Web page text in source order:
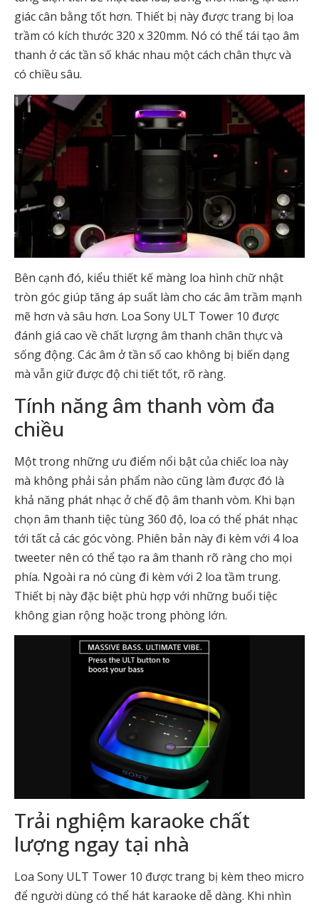
giác cân bằng tốt hơn. Thiết bị này được trang bị loa
trầm có kích thước 320 x 320mm. Nó có thể tái tạo âm
thanh ở các tần số khác nhau một cách chân thực và
có chiều sâu.
Bên cạnh đó, kiểu thiết kế màng loa hình chữ nhật
tròn góc giúp tăng áp suất làm cho các âm trầm mạnh
mẽ hơn và sâu hơn. Loa Sony ULT Tower 10 được
đánh giá cao về chất lượng âm thanh chân thực và
sống động. Các âm ở tần số cao không bị biến dạng
mà vẫn giữ được độ chi tiết tốt, rõ ràng.
Tính năng âm thanh vòm đa
chiều
Một trong những ưu điểm nổi bật của chiếc loa này
mà không phải sản phẩm nào cũng làm được đó là
khả năng phát nhạc ở chế độ âm thanh vòm. Khi bạn
chọn âm thanh tiệc tùng 360 độ, loa có thể phát nhạc
tới tất cả các góc vòng. Phiên bản này đi kèm với 4 loa
tweeter nên có thể tạo ra âm thanh rõ ràng cho mọi
phía. Ngoài ra nó cùng đi kèm với 2 loa tầm trung.
Thiết bị này đặc biệt phù hợp với những buổi tiệc
không gian rộng hoặc trong phòng lớn.
Trải nghiệm karaoke chất
lượng ngay tại nhà
Loa Sony ULT Tower 10 được trang bị kèm theo micro
để người dùng có thể hát karaoke dễ dàng. Khi nhìn